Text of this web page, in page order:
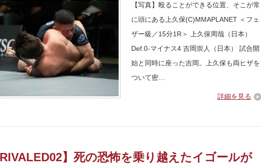
【写真】殴ることができる位置、そこが常
に頭にある上久保(C)MMAPLANET ＜フェ
ザー級／15分1R＞ 上久保周哉（日本）
Def.0-マイナス4 吉岡崇人（日本） 試合開
始と同時に座った吉岡。上久保も両ヒザを
ついて密…
詳細を見る
】死の恐怖を乗り越えたイゴールが